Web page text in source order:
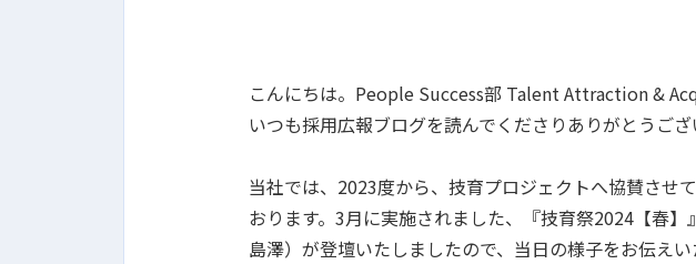
こんにちは。People Success部 Talent Attraction &
いつも採用広報ブログを読んでくださりありがとうござ
当社では、2023度から、技育プロジェクトへ協賛させ
おります。3月に実施されました、『技育祭2024【春
島澤）が登壇いたしましたので、当日の様子をお伝えい